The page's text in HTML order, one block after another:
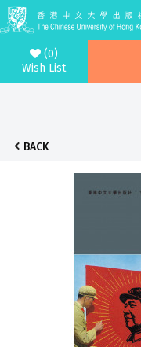
(0)
Wish List
BACK